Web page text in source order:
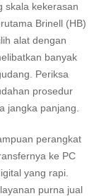
skala kekerasan
Brinell (HB)
alat dengan
banyak
Periksa
prosedur
jangka panjang.
perangkat
ke PC
yang rapi.
purna jual